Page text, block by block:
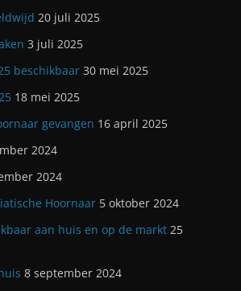
20 juli 2025
3 juli 2025
beschikbaar 30 mei 2025
18 mei 2025
gevangen 16 april 2025
2024
2024
Hoornaar 5 oktober 2024
aan huis en op de markt 25
8 september 2024